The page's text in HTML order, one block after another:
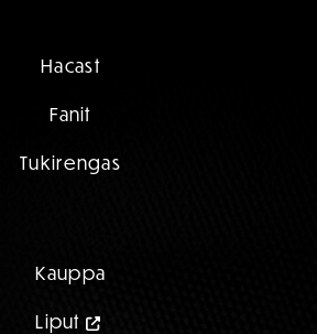
Hacast
Fanit
Tukirengas
Kauppa
Liput